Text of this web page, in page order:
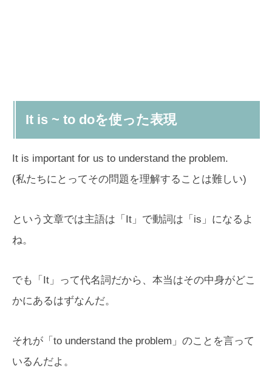
It is ~ to doを使った表現
It is important for us to understand the problem.
(私たちにとってその問題を理解することは難しい)
という文章では主語は「It」で動詞は「is」になるよ
ね。
でも「It」って代名詞だから、本当はその中身がどこ
かにあるはずなんだ。
それが「to understand the problem」のことを言って
いるんだよ。